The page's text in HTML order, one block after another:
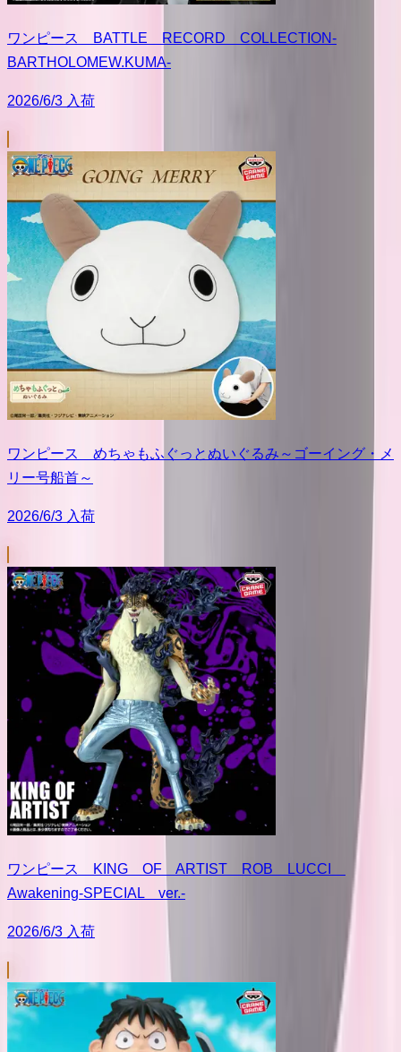
ワンピース BATTLE RECORD COLLECTION-
BARTHOLOMEW.KUMA-
2026/6/3 入荷
ワンピース めちゃもふぐっとぬいぐるみ～ゴーイング・メ
リー号船首～
2026/6/3 入荷
ワンピース KING OF ARTIST ROB LUCCI
Awakening-SPECIAL ver.-
2026/6/3 入荷